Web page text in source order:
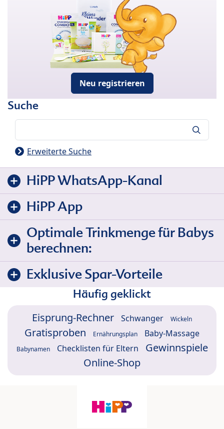
Neu registrieren
Suche
Erweiterte Suche
HiPP WhatsApp-Kanal
HiPP App
Optimale Trinkmenge für Babys
berechnen:
Exklusive Spar-Vorteile
Häufig geklickt
Eisprung-Rechner Schwanger Wickeln
Gratisproben Ernährungsplan Baby-Massage
Babynamen Checklisten für Eltern
Gewinnspiele
Online-Shop